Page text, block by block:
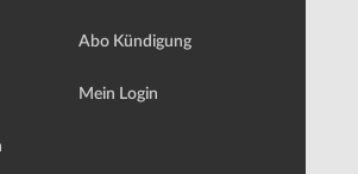
Abo Kündigung
Mein Login